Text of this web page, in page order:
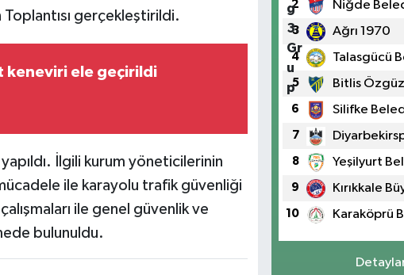
gerçekleştirildi.
keneviri ele geçirildi
yapıldı. İlgili kurum yöneticilerinin
ile karayolu trafik güvenliği
ile genel güvenlik ve
bulunuldu.
2 Niğde
3 Ağrı 1970
4 Talasgücü
5 Bitlis
6 Silifke
7
8 Yeşilyurt
9 Kırıkkale
10 Karaköprü